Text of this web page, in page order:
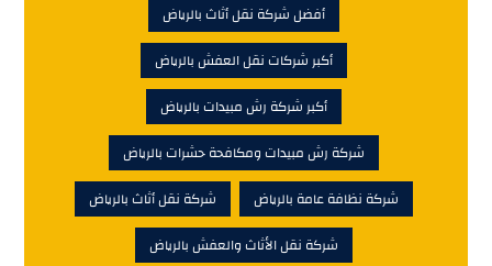
أفضل شركة نقل أثاث بالرياض
أكبر شركات نقل العفش بالرياض
أكبر شركة رش مبيدات بالرياض
شركة رش مبيدات ومكافحة حشرات بالرياض
شركة نظافة عامة بالرياض
شركة نقل أثاث بالرياض
شركة نقل الأثاث والعفش بالرياض